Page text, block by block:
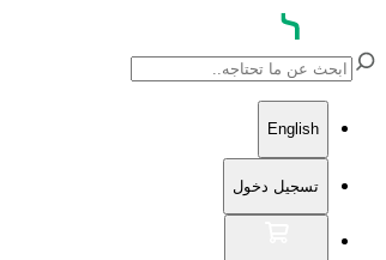
English
تسجيل دخول